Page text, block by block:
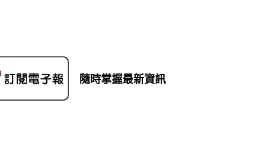
隨時掌握最新資訊